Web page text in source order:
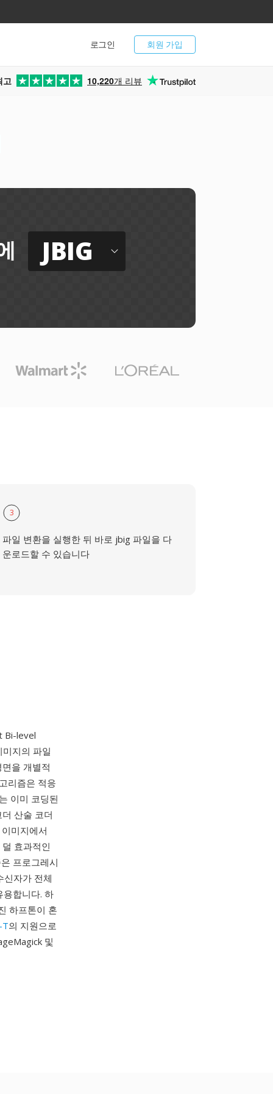
회원 가입
로그인
고 10,220개 리뷰
JBIG
3
파일 변환을 실행한 뒤 바로 jbig 파일을 다
운로드할 수 있습니다
Bi-level
지의 파일
을 개별적
리즘은 적응
이미 코딩된
산술 코더
미지에서
효과적인
프로그레시
자가 전체
합니다. 하
하프톤이 혼
T의 지원으로
및